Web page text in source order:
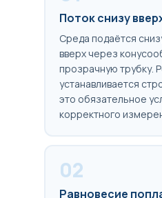
Поток снизу
Среда подаётся
вверх через
прозрачную трубку.
устанавливается
это обязательное
корректного
02
Равновесие